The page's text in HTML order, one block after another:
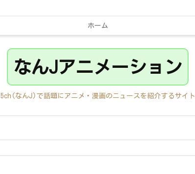
ホーム
なんJアニメーション
5ch(なんJ)で話題にアニメ・漫画のニュースを紹介するサイト